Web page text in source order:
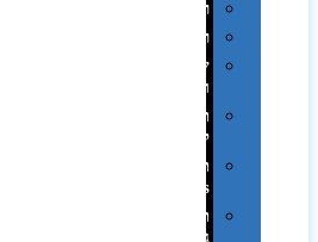
רטרו
רכב
שעונים
ומסגרות
תיקים
לכנסים
תיקי
Swiss
תיקי